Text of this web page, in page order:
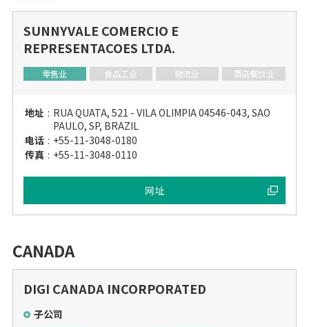
SUNNYVALE COMERCIO E
REPRESENTACOES LTDA.
零售业 食品工业 物流业 酒店餐饮业
地址 : RUA QUATA, 521 - VILA OLIMPIA 04546-043, SAO
PAULO, SP, BRAZIL
电话 : +55-11-3048-0180
传真 : +55-11-3048-0110
网址
CANADA
DIGI CANADA INCORPORATED
子公司